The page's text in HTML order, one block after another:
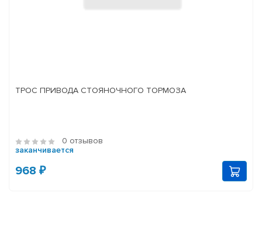
ТРОС ПРИВОДА СТОЯНОЧНОГО ТОРМОЗА
0 отзывов
заканчивается
968 ₽